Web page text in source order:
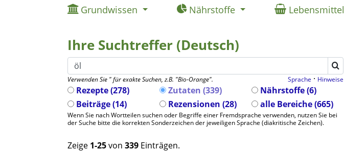
Grundwissen Nährstoffe Lebensmittel
Ihre Suchtreffer (Deutsch)
Verwenden Sie " für exakte Suchen, z.B. "Bio‑Orange". Sprache · Hinweise
Rezepte (278) Zutaten (339)
Nährstoffe (6)
Beiträge (14)
Rezensionen (28) alle Bereiche (665)
Wenn Sie nach Wortteilen suchen oder Begriffe einer Fremdsprache verwenden, nutzen Sie bei
der Suche bitte die korrekten Sonderzeichen der jeweiligen Sprache (diakritische Zeichen).
Zeige 1-25von 339 Einträgen.